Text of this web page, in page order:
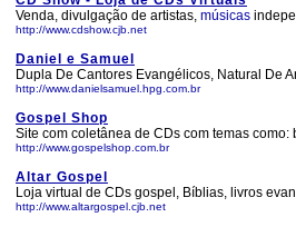
Venda, divulgação de artistas, músicas
http://www.cdshow.cjb.net
Daniel e Samuel
Dupla De Cantores Evangélicos, Natural De
http://www.danielsamuel.hpg.com.br
Gospel Shop
Site com coletânea de CDs com temas
http://www.gospelshop.com.br
Altar Gospel
Loja virtual de CDs gospel, Bíblias, livros
http://www.altargospel.cjb.net